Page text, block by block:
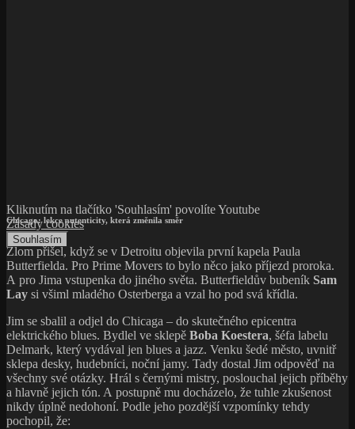
Kliknutím na tlačítko 'Souhlasím' povolíte Youtube
Zásady cookies
Souhlasím
Chicago: lekce autenticity, která změnila směr
Zlom přišel, když se v Detroitu objevila první kapela Paula
Butterfielda. Pro Prime Movers to bylo něco jako příjezd proroka.
A pro Jima vstupenka do jiného světa. Butterfieldův bubeník Sam
Lay si všiml mladého Osterberga a vzal ho pod svá křídla.
Jim se sbalil a odjel do Chicaga – do skutečného epicentra
elektrického blues. Bydlel ve sklepě Boba Koestera, šéfa labelu
Delmark, který vydával jen blues a jazz. Venku šedé město, uvnitř
sklepa desky, hudebníci, noční jamy. Tady dostal Jim odpověď na
všechny své otázky. Hrál s černými mistry, poslouchal jejich příběhy
a hlavně jejich tón. A postupně mu docházelo, že tuhle zkušenost
nikdy úplně nedohoní. Podle jeho pozdější vzpomínky tehdy
pochopil, že: